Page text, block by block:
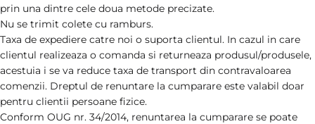
prin una dintre cele doua metode precizate.
Nu se trimit colete cu ramburs.
Taxa de expediere catre noi o suporta clientul. In cazul in care
clientul realizeaza o comanda si returneaza produsul/produsele,
acestuia i se va reduce taxa de transport din contravaloarea
comenzii. Dreptul de renuntare la cumparare este valabil doar
pentru clientii persoane fizice.
Conform OUG nr. 34/2014, renuntarea la cumparare se poate